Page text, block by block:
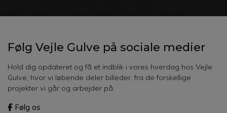
Følg Vejle Gulve på sociale medier
Hold dig opdateret og få et indblik i vores hverdag hos Vejle
Gulve, hvor vi løbende deler billeder, fra de forskellige
projekter vi går og arbejder på.
Følg os